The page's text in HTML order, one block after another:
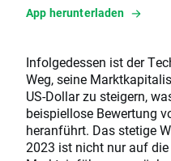
App herunterladen
Infolgedessen ist der
Weg, seine
US-Dollar zu steigern,
beispiellose Bewertung
heranführt. Das stetige
2023 ist nicht nur auf